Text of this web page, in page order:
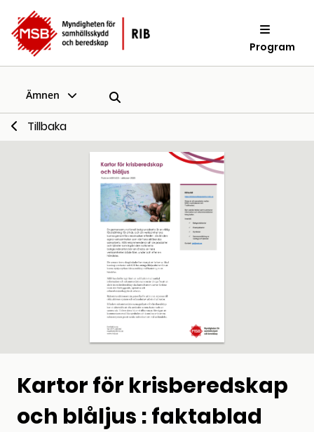
Program
Ämnen
Tillbaka
Kartor för krisberedskap
och blåljus : faktablad